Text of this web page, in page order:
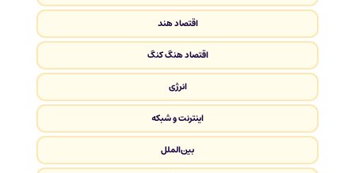
اقتصاد هند
اقتصاد هنگ کنگ
انرژی
اینترنت و شبکه
بین‌الملل